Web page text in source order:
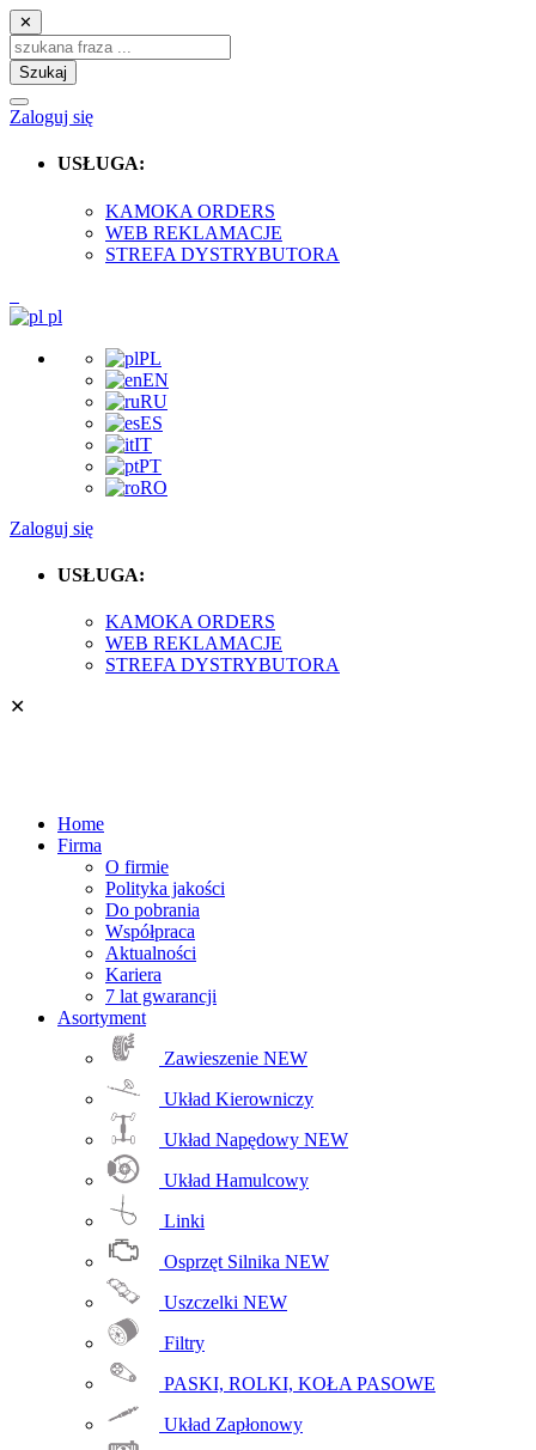
✕
Szukaj
Zaloguj się
USŁUGA:
KAMOKA ORDERS
WEB REKLAMACJE
STREFA DYSTRYBUTORA
pl
PL
EN
RU
ES
IT
PT
RO
Zaloguj się
USŁUGA:
KAMOKA ORDERS
WEB REKLAMACJE
STREFA DYSTRYBUTORA
✕
Home
Firma
O firmie
Polityka jakości
Do pobrania
Współpraca
Aktualności
Kariera
7 lat gwarancji
Asortyment
Zawieszenie NEW
Układ Kierowniczy
Układ Napędowy NEW
Układ Hamulcowy
Linki
Osprzęt Silnika NEW
Uszczelki NEW
Filtry
PASKI, ROLKI, KOŁA PASOWE
Układ Zapłonowy